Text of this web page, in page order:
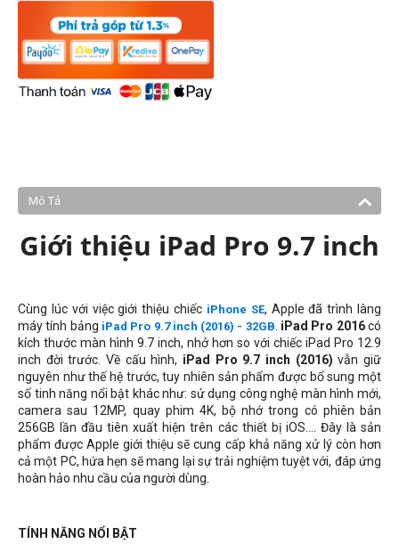
Mô Tả
Giới thiệu iPad Pro 9.7 inch
Cùng lúc với việc giới thiệu chiếc iPhone SE, Apple đã trình làng
máy tính bảng iPad Pro 9.7 inch (2016) - 32GB iPad Pro 2016có
kích thước màn hình 9.7 inch, nhở hơn so với chiếc iPad Pro 12.9
inch đời trước. Về cấu hình, iPad Pro 9.7 inch (2016) vẫn giữ
nguyên như thế hệ trước, tuy nhiên sản phẩm được bổ sung một
số tinh năng nổi bật khác như: sử dụng công nghệ màn hình mới,
camera sau 12MP, quay phim 4K, bộ nhớ trong có phiên bản
256GB lần đầu tiên xuất hiện trên các thiết bị iOS.... Đây là sản
phẩm được Apple giới thiệu sẽ cung cấp khả năng xử lý còn hơn
cả một PC, hứa hẹn sẽ mang lại sự trải nghiệm tuyệt với, đáp ứng
hoàn hảo nhu cầu của người dùng.
TÍNH NĂNG NỔI BẬT